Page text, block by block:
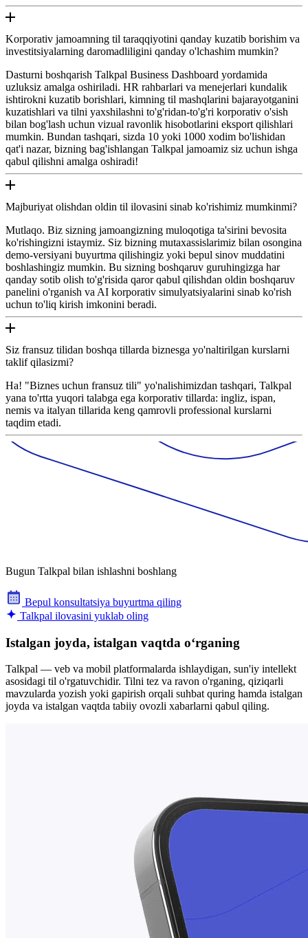
Korporativ jamoamning til taraqqiyotini qanday kuzatib borishim va
investitsiyalarning daromadliligini qanday o'lchashim mumkin?
Dasturni boshqarish Talkpal Business Dashboard yordamida
uzluksiz amalga oshiriladi. HR rahbarlari va menejerlari kundalik
ishtirokni kuzatib borishlari, kimning til mashqlarini bajarayotganini
kuzatishlari va tilni yaxshilashni to'g'ridan-to'g'ri korporativ o'sish
bilan bog'lash uchun vizual ravonlik hisobotlarini eksport qilishlari
mumkin. Bundan tashqari, sizda 10 yoki 1000 xodim bo'lishidan
qat'i nazar, bizning bag'ishlangan Talkpal jamoamiz siz uchun ishga
qabul qilishni amalga oshiradi!
Majburiyat olishdan oldin til ilovasini sinab ko'rishimiz mumkinmi?
Mutlaqo. Biz sizning jamoangizning muloqotiga ta'sirini bevosita
ko'rishingizni istaymiz. Siz bizning mutaxassislarimiz bilan osongina
demo-versiyani buyurtma qilishingiz yoki bepul sinov muddatini
boshlashingiz mumkin. Bu sizning boshqaruv guruhingizga har
qanday sotib olish to'g'risida qaror qabul qilishdan oldin boshqaruv
panelini o'rganish va AI korporativ simulyatsiyalarini sinab ko'rish
uchun to'liq kirish imkonini beradi.
Siz fransuz tilidan boshqa tillarda biznesga yo'naltirilgan kurslarni
taklif qilasizmi?
Ha! "Biznes uchun fransuz tili" yo'nalishimizdan tashqari, Talkpal
yana to'rtta yuqori talabga ega korporativ tillarda: ingliz, ispan,
nemis va italyan tillarida keng qamrovli professional kurslarni
taqdim etadi.
Bugun Talkpal bilan ishlashni boshlang
Bepul konsultatsiya buyurtma qiling
Talkpal ilovasini yuklab oling
Istalgan joyda, istalgan vaqtda oʻrganing
Talkpal — veb va mobil platformalarda ishlaydigan, sun'iy intellekt
asosidagi til o'rgatuvchidir. Tilni tez va ravon o'rganing, qiziqarli
mavzularda yozish yoki gapirish orqali suhbat quring hamda istalgan
joyda va istalgan vaqtda tabiiy ovozli xabarlarni qabul qiling.